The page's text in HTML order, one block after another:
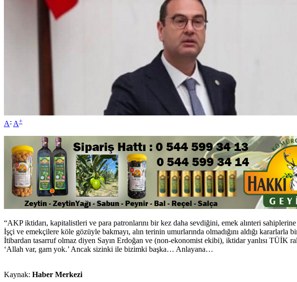
A- A+
“AKP iktidarı, kapitalistleri ve para patronlarını bir kez daha sevdiğini, emek alınteri
İşçi ve emekçilere köle gözüyle bakmayı, alın terinin umurlarında olmadığını aldığı kararlarla
İtibardan tasarruf olmaz diyen Sayın Erdoğan ve (non-ekonomist ekibi), iktidar yanlısı TÜİK
‘Allah var, gam yok.’ Ancak sizinki ile bizimki başka… Anlayana…
Kaynak: Haber Merkezi